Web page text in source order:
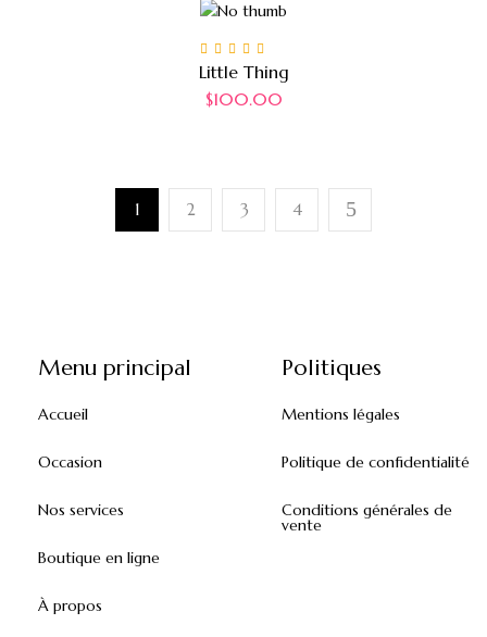
Note5.00sur 5
Little Thing
$100.00
1 2 3 4
Menu principal
Accueil
Occasion
Nos services
Boutique en ligne
À propos
Politiques
Mentions légales
Politique de confidentialité
Conditions générales de
vente